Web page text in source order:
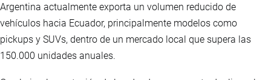
Argentina actualmente exporta un volumen reducido de
vehículos hacia Ecuador, principalmente modelos como
pickups y SUVs, dentro de un mercado local que supera las
150.000 unidades anuales.